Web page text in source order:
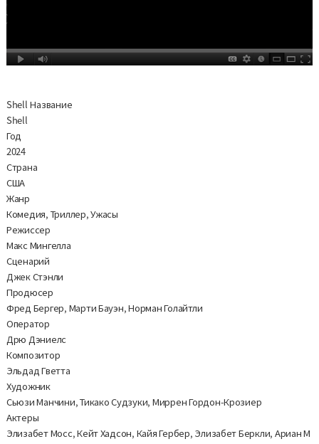
Shell Название
Shell
Год
2024
Страна
США
Жанр
Комедия, Триллер, Ужасы
Режиссер
Макс Мингелла
Сценарий
Джек Стэнли
Продюсер
Фред Бергер, Марти Бауэн, Норман Голайтли
Оператор
Дрю Дэниелс
Композитор
Эльдад Гветта
Художник
Сьюзи Манчини, Тикако Судзуки, Миррен Гордон-Крозиер
Актеры
Элизабет Мосс, Кейт Хадсон, Кайя Гербер, Элизабет Беркли, Ариан М